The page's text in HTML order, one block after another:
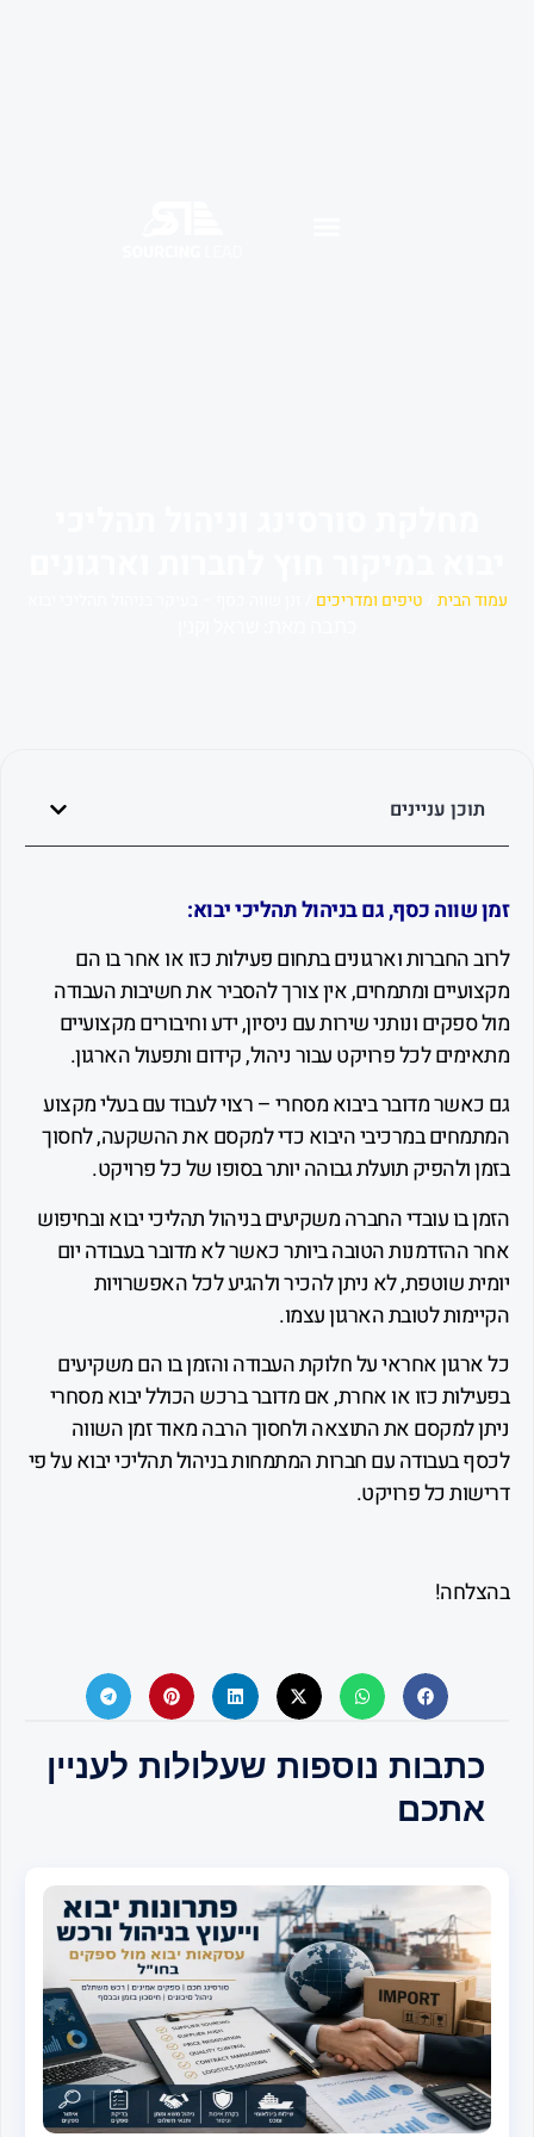
/טיפים ומדריכים/ זנן שווה כסף – בעיקר בניהול תהליכי יבוא
עניינים
כסף, גם בניהול תהליכי יבוא:
החברות וארגונים בתחום פעילות כזו או אחר בו הם
ומתמחים, אין צורך להסביר את חשיבות העבודה
ונותני שירות עם ניסיון, ידע וחיבורים מקצועיים
לכל פרויקט עבור ניהול, קידום ותפעול הארגון.
מדובר ביבוא מסחרי – רצוי לעבוד עם בעלי מקצוע
במרכיבי היבוא כדי למקסם את ההשקעה, לחסוך
ולהפיק תועלת גבוהה יותר בסופו של כל פרויקט.
בו עובדי החברה משקיעים בניהול תהליכי יבוא ובחיפוש
הטובה ביותר כאשר לא מדובר בעבודה יום
שוטפת, לא ניתן להכיר ולהגיע לכל האפשרויות
לטובת הארגון עצמו.
אחראי על חלוקת העבודה והזמן בו הם משקיעים
כזו או אחרת, אם מדובר ברכש הכולל יבוא מסחרי
למקסם את התוצאה ולחסוך הרבה מאוד זמן השווה
בעבודה עם חברות המתמחות בניהול תהליכי יבוא על פי
כל פרויקט.
נוספות שעלולות לעניין